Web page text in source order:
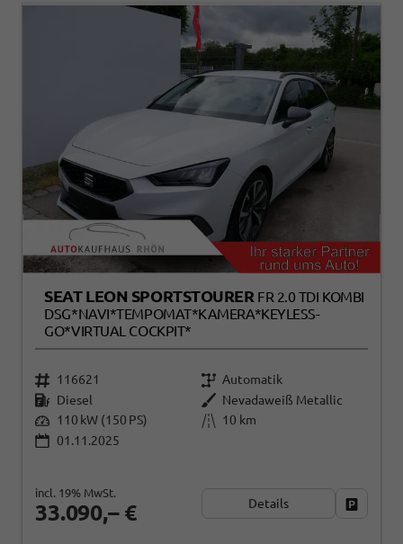
SEAT LEON SPORTSTOURER FR 2.0 TDI KOMBI
DSG*NAVI*TEMPOMAT*KAMERA*KEYLESS-
GO*VIRTUAL COCKPIT*
116621
Automatik
Diesel
Nevadaweiß Metallic
110 kW (150 PS)
10 km
01.11.2025
33.090,– €
incl. 19% MwSt.
Details